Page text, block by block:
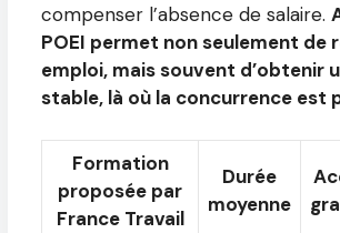
compenser l’absence de salaire.
POEI permet non seulement de
emploi, mais souvent d’obtenir
stable, là où la concurrence est
Formation
proposée par
France Travail
Durée
moyenne